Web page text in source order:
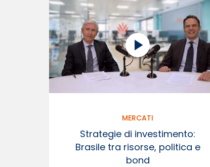
MERCATI
Strategie di investimento:
Brasile tra risorse, politica e
bond